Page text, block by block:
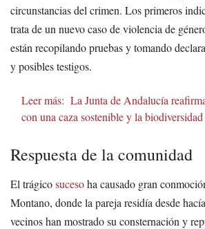
circunstancias del crimen. Los primeros
trata de un nuevo caso de violencia de
están recopilando pruebas y tomando
y posibles testigos.
Leer más: La Junta de Andalucía
con una caza sostenible y la biodiversidad
Respuesta de la comunidad
El trágicosucesoha causado gran
Montano, donde la pareja residía desde
vecinos han mostrado su consternación y